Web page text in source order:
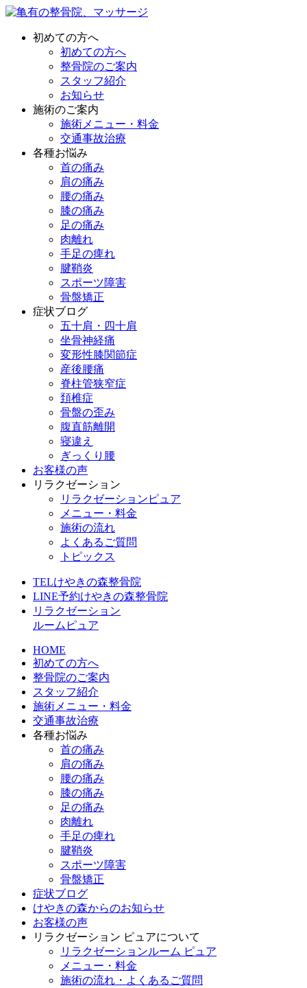
初めての方へ
初めての方へ
整骨院のご案内
スタッフ紹介
お知らせ
施術のご案内
施術メニュー・料金
交通事故治療
各種お悩み
首の痛み
肩の痛み
腰の痛み
膝の痛み
足の痛み
肉離れ
手足の痺れ
腱鞘炎
スポーツ障害
骨盤矯正
症状ブログ
五十肩・四十肩
坐骨神経痛
変形性膝関節症
産後腰痛
脊柱管狭窄症
頚椎症
骨盤の歪み
腹直筋離開
寝違え
ぎっくり腰
お客様の声
リラクゼーション
リラクゼーションピュア
メニュー・料金
施術の流れ
よくあるご質問
トピックス
TELけやきの森整骨院
LINE予約けやきの森整骨院
リラクゼーション
ルームピュア
HOME
初めての方へ
整骨院のご案内
スタッフ紹介
施術メニュー・料金
交通事故治療
各種お悩み
首の痛み
肩の痛み
腰の痛み
膝の痛み
足の痛み
肉離れ
手足の痺れ
腱鞘炎
スポーツ障害
骨盤矯正
症状ブログ
けやきの森からのお知らせ
お客様の声
リラクゼーション ピュアについて
リラクゼーションルーム ピュア
メニュー・料金
施術の流れ・よくあるご質問